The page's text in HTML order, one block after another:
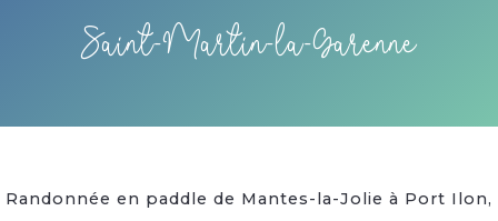
Saint-Martin-la-Garenne
Randonnée en paddle de Mantes-la-Jolie à Port Ilon,